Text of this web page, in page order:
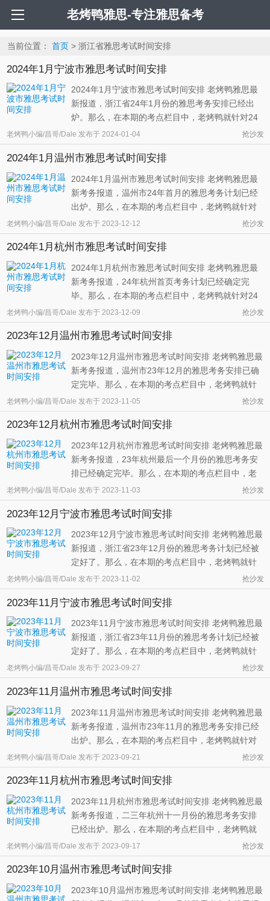
老烤鸭雅思-专注雅思备考
当前位置： 首页> 浙江省雅思考试时间安排
2024年1月宁波市雅思考试时间安排
2024年1月宁波市雅思考试时间安排 老烤鸭雅思最
新报道，浙江省24年1月份的雅思考务安排已经出
炉。那么，在本期的考点栏目中，老烤鸭就针对24
年1月份宁波市雅思考务安排情况为同学们做个具体
的总结。 根据全国雅思考务组对宁波市的考务安排
情况来看，24年1月份的宁波市将会举办两场大型的
雅思考试，一个好消息就是这两场 ...
老烤鸭小编/昌哥/Dale 发布于 2024-01-04 抢沙发
2024年1月温州市雅思考试时间安排
2024年1月温州市雅思考试时间安排 老烤鸭雅思最
新考务报道，温州市24年首月的雅思考务计划已经
出炉。那么，在本期的考点栏目中，老烤鸭就针对
24年1月份温州市的雅思考务安排情况为同学们做个
具体的总结，希望可以帮助到更多有句话在新年开
端刹那间温州雅思考试的同学们。 从考务方的安排
情况来看，24年一月份的温州市将 ...
老烤鸭小编/昌哥/Dale 发布于 2023-12-12 抢沙发
2024年1月杭州市雅思考试时间安排
2024年1月杭州市雅思考试时间安排 老烤鸭雅思最
新考务报道，24年杭州首页考务计划已经确定完
毕。那么，在本期的考点栏目中，老烤鸭就针对24
年1月份杭州市的雅思考务情况为大家做个详细的总
结。 若一切按照官方对浙江省考务安排来执行的
话，24年1月份的杭州市将会举办三场大型的雅思考
试。这三场考试里面的第二场和第三 ...
老烤鸭小编/昌哥/Dale 发布于 2023-12-09 抢沙发
2023年12月温州市雅思考试时间安排
2023年12月温州市雅思考试时间安排 老烤鸭雅思最
新考务报道，温州市23年12月的雅思考务安排已确
定完毕。那么，在本期的考点栏目中，老烤鸭就针
对23年12月份温州市的雅思考务安排情况为大家做
个具体的总结。 如果一切按照官方的安排来执行的
话，二三年十二月份的温州市将会有两场大型的雅
思考试。相比上一个月会增加一次 ...
老烤鸭小编/昌哥/Dale 发布于 2023-11-05 抢沙发
2023年12月杭州市雅思考试时间安排
2023年12月杭州市雅思考试时间安排 老烤鸭雅思最
新考务报道，23年杭州最后一个月份的雅思考务安
排已经确定完毕。那么，在本期的考点栏目中，老
烤鸭就针对23年12月份杭州市的雅思考务情况为同
学们做个详细的介绍。 从考务方的安排情况来看，
23年12月份的杭州市将会有4次大型的雅思考试，
会比上个月多一场考试安排。这4场 ...
老烤鸭小编/昌哥/Dale 发布于 2023-11-03 抢沙发
2023年12月宁波市雅思考试时间安排
2023年12月宁波市雅思考试时间安排 老烤鸭雅思最
新报道，浙江省23年12月份的雅思考务计划已经被
定好了。那么，在本期的考点栏目中，老烤鸭就针
对23年12月份宁波市雅思考务安排情况为大家做个
详细的介绍。 从官方的考试安排情况来看，二三年
十二月份的宁波市将会有四次大型的雅思考试，比
上个月会多增加两次考试的机会这 ...
老烤鸭小编/昌哥/Dale 发布于 2023-11-02 抢沙发
2023年11月宁波市雅思考试时间安排
2023年11月宁波市雅思考试时间安排 老烤鸭雅思最
新报道，浙江省23年11月份的雅思考务计划已经被
定好了。那么，在本期的考点栏目中，老烤鸭就针
对23年11月份宁波市雅思考务安排情况为同学们做
个具体的总结。 如果一切按照官方对宁波市的考务
安排来执行的话，二三年十一月份的宁波市将会有
两场大型雅思考试。第一场考试为 ...
老烤鸭小编/昌哥/Dale 发布于 2023-09-27 抢沙发
2023年11月温州市雅思考试时间安排
2023年11月温州市雅思考试时间安排 老烤鸭雅思最
新考务报道，温州市23年11月的雅思考务安排已经
出炉。那么，在本期的考点栏目中，老烤鸭就针对
23年11月份温州市的雅思考务安排情况为同学们做
个具体的介绍。 从官方的考务安排情况来看，23年
11月温州地区的雅思考试仅有一次考试安排。并
且，该场考试仅提供给了学术类A类 ...
老烤鸭小编/昌哥/Dale 发布于 2023-09-21 抢沙发
2023年11月杭州市雅思考试时间安排
2023年11月杭州市雅思考试时间安排 老烤鸭雅思最
新考务报道，二三年杭州十一月份的雅思考务安排
已经出炉。那么，在本期的考点栏目中，老烤鸭就
针对23年11月份杭州市的雅思考务情况为同学们做
个具体的整理。 从考务方的安排情况来看，23年11
月份的杭州市将会有三次大型的雅思考试，相比十
月份会增加一次考试机会。这三场 ...
老烤鸭小编/昌哥/Dale 发布于 2023-09-17 抢沙发
2023年10月温州市雅思考试时间安排
2023年10月温州市雅思考试时间安排 老烤鸭雅思最